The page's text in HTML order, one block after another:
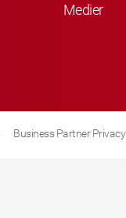
Medier
Business Partner Privacy